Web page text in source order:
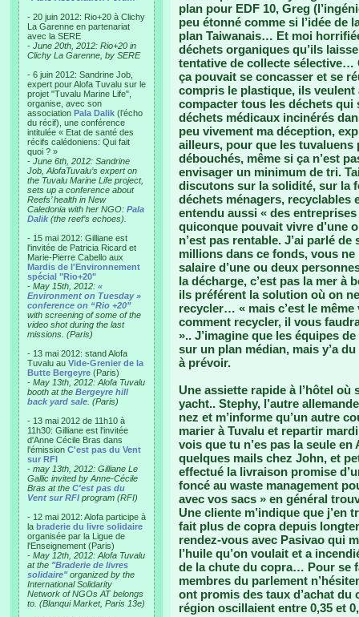
- 20 juin 2012: Rio+20 à Clichy
La Garenne en partenariat
avec la SERE
- June 20th, 2012: Rio+20 in
Clichy La Garenne, by SERE
- 6 juin 2012: Sandrine Job,
expert pour Alofa Tuvalu sur le
projet "Tuvalu Marine Life",
organise, avec son
association Pala Dalik (l’écho
du récif), une conférence
intitulée « Etat de santé des
récifs calédoniens: Qui fait
quoi ? »
- June 6th, 2012: Sandrine
Job, AlofaTuvalu’s expert on
the Tuvalu Marine Life project,
sets up a conference about
Reefs’ health in New
Caledonia with her NGO: Pala
Dalik (the reef’s echoes).
- 15 mai 2012: Gilliane est
l'invitée de Patricia Ricard et
Marie-Pierre Cabello aux
Mardis de l'Environnement
spécial "Rio+20"
- May 15th, 2012: «
Environment on Tuesday »
conference on “Rio +20”
with screening of some of the
video shot during the last
missions. (Paris)
- 13 mai 2012: stand Alofa
Tuvalu au Vide-Grenier de la
Butte Bergeyre (Paris)
- May 13th, 2012: Alofa Tuvalu
booth at the Bergeyre hill
back yard sale . (Paris)
- 13 mai 2012 de 11h10 à
11h30: Gilliane est l'invitée
d'Anne Cécile Bras dans
l'émission C'est pas du Vent
sur RFI
- may 13th, 2012: Gilliane Le
Gallic invited by Anne-Cécile
Bras at the C'est pas du
Vent sur RFI program (RFI)
- 12 mai 2012: Alofa participe à
la braderie du livre solidaire
organisée par la Ligue de
l'Enseignement (Paris)
- May 12th, 2012: Alofa Tuvalu
at the "Braderie de livres
solidaire"organized by the
International Solidarity
Network of NGOs AT belongs
to. (Blanqui Market, Paris 13e)
plan pour EDF 10, Greg
peu étonné comme si l’idée de
plan Taiwanais… Et moi
déchets organiques qu’ils
tentative de collecte sélective…
ça pouvait se concasser et se
compris le plastique, ils
compacter tous les déchets qui
déchets médicaux incinérés
peu vivement ma déception,
ailleurs, pour que les tuvaluens
débouchés, même si ça n’est
envisager un minimum de tri.
discutons sur la solidité, sur la
déchets ménagers, recyclables
entendu aussi « des
quiconque pouvait vivre d’une
n’est pas rentable. J’ai parlé
millions dans ce fonds, vous
salaire d’une ou deux
la décharge, c’est pas la mer
ils préférent la solution où on
recycler… « mais c’est le
comment recycler, il vous
».. J’imagine que les équipes
sur un plan médian, mais y’a
à prévoir.
Une assiette rapide à l’hôtel
yacht.. Stephy, l’autre
nez et m’informe qu’un autre
marier à Tuvalu et repartir
vois que tu n’es pas la seule
quelques mails chez John, et
effectué la livraison promise
foncé au waste management
avec vos sacs » en général
Une cliente m’indique que j’en
fait plus de copra depuis
rendez-vous avec Pasivao qui
l’huile qu’on voulait et a
de la chute du copra… Pour se
membres du parlement
ont promis des taux d’achat du
région oscillaient entre 0,35 et